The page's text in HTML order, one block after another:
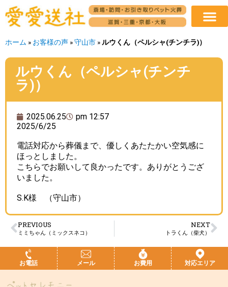
ホーム » お客様の声 »守山市 »ルウくん（ペルシャ(チンチラ)）
ルウくん（ペルシャ(チンチ
ラ)）
2025.06.25
pm 12:57
2025/6/25
電話対応から葬儀まで、優しくあたたかい空気感に
ほっとしました。
こちらでお願いして良かったです。ありがとうござ
いました。
S.K様 （守山市）
PREVIOUS
ミミちゃん（ミックスネコ）
NEXT
トラくん（柴犬）
お電話 メール お費用 対応エリア